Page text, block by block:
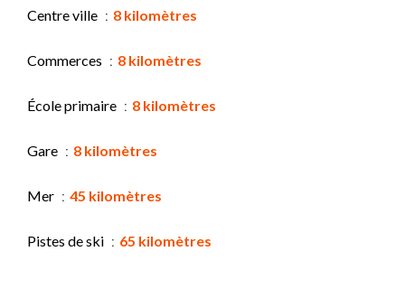
Centre ville 8 kilomètres
Commerces 8 kilomètres
École primaire 8 kilomètres
Gare 8 kilomètres
Mer 45 kilomètres
Pistes de ski 65 kilomètres